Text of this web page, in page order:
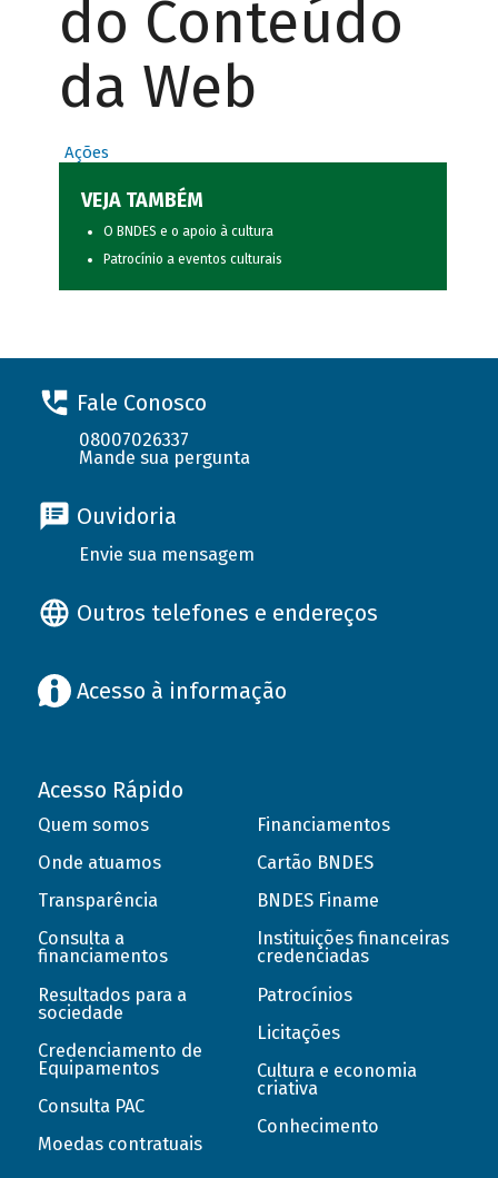
do Conteúdo
da Web
Ações
VEJA TAMBÉM
O BNDES e o apoio à cultura
Patrocínio a eventos culturais
Fale Conosco
08007026337
Mande sua pergunta
Ouvidoria
Envie sua mensagem
Outros telefones e endereços
Acesso à informação
Acesso Rápido
Quem somos
Onde atuamos
Transparência
Consulta a
financiamentos
Resultados para a
sociedade
Credenciamento de
Equipamentos
Consulta PAC
Moedas contratuais
Financiamentos
Cartão BNDES
BNDES Finame
Instituições financeiras
credenciadas
Patrocínios
Licitações
Cultura e economia
criativa
Conhecimento